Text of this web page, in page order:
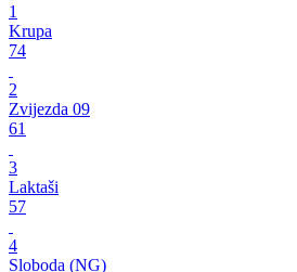
1
Krupa
74
2
Zvijezda 09
61
3
Laktaši
57
4
Sloboda (NG)